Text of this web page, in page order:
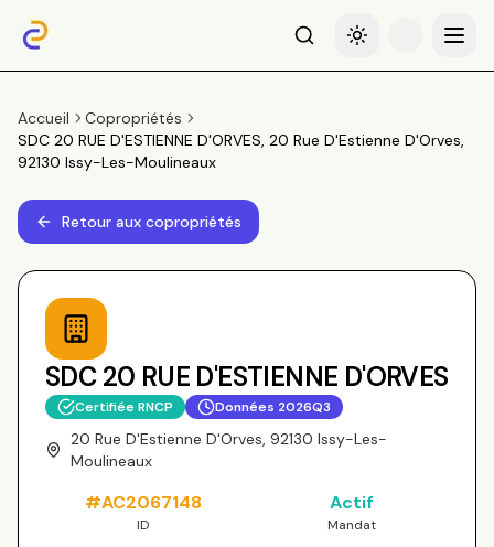
RechercheBasculer le thème
Menu
Accueil
Copropriétés
SDC 20 RUE D'ESTIENNE D'ORVES, 20 Rue D'Estienne D'Orves,
92130 Issy-Les-Moulineaux
Retour aux copropriétés
SDC 20 RUE D'ESTIENNE D'ORVES
Certifiée RNCP Données 2026Q3
20 Rue D'Estienne D'Orves, 92130 Issy-Les-
Moulineaux
#AC2067148
ID
Actif
Mandat